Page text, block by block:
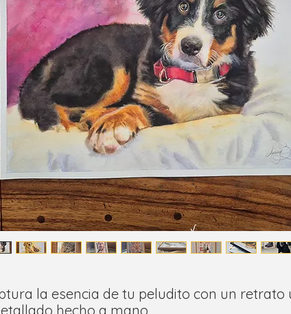
la esencia de tu peludito con un retrato
hecho a mano.